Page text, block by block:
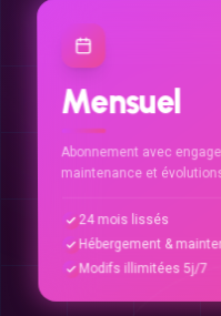
Mensuel
Abonnement avec
maintenance et
24 mois lissés
Hébergement &
Modifs illimitées 5j/7